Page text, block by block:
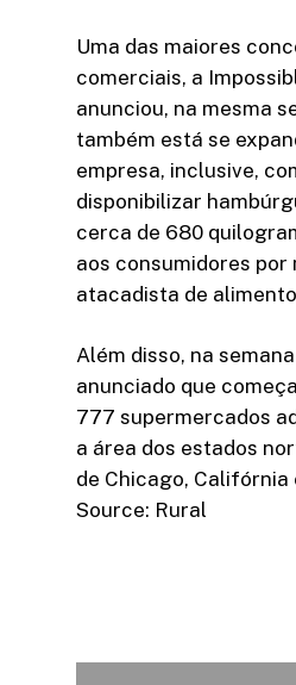
Uma das maiores
comerciais, a
anunciou, na mesma
também está se
empresa, inclusive,
disponibilizar
cerca de 680
aos consumidores por
atacadista de
Além disso, na
anunciado que
777 supermercados
a área dos estados
de Chicago, Califórnia
Source: Rural